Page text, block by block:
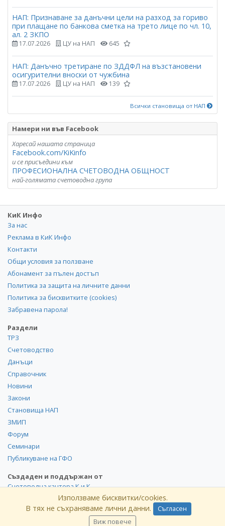
НАП: Признаване за данъчни цели на разход за гориво
при плащане по банкова сметка на трето лице по чл. 10,
ал. 2 ЗКПО
17.07.2026 ЦУ на НАП 645
НАП: Данъчно третиране по ЗДДФЛ на възстановени
осигурителни вноски от чужбина
17.07.2026 ЦУ на НАП 139
Всички становища от НАП
Намери ни във Facebook
Харесай нашата страница
Facebook.com/KiKinfo
и се присъедини към
ПРОФЕСИОНАЛНА СЧЕТОВОДНА ОБЩНОСТ
най-голямата счетоводна група
КиК Инфо
За нас
Реклама в КиК Инфо
Контакти
Общи условия за ползване
Абонамент за пълен достъп
Политика за защита на личните данни
Политика за бисквитките (cookies)
Забравена парола!
Раздели
ТРЗ
Счетоводство
Данъци
Справочник
Новини
Закони
Становища НАП
ЗМИП
Форум
Семинари
Публикуване на ГФО
Създаден и поддържан от
Счетоводна кантора К и К
.info
2008-2026 Всички права запазени. Използването и
публикуването на част или цялото съдържание на сайта
Използваме бисквитки/cookies.
В тях не съхраняваме лични данни.
Съгласен
Виж повече